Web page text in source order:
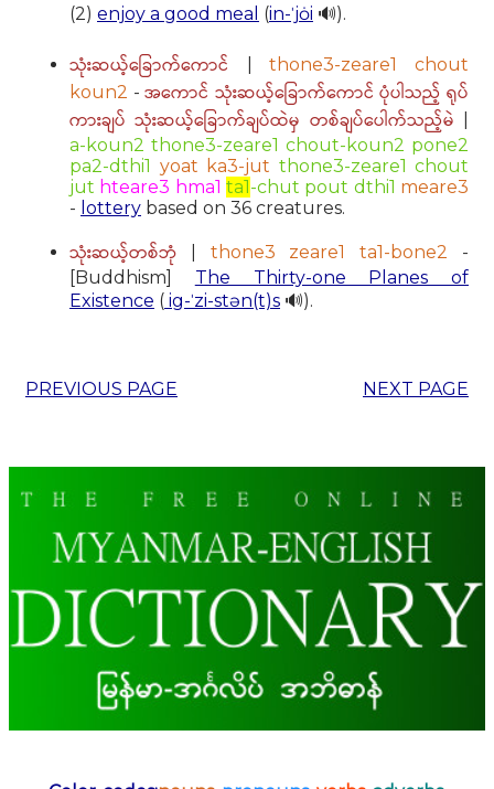
(2) enjoy a good meal (in-ˈjȯi 🔊).
သုံးဆယ့်ခြောက်ကောင် |thone3-zeare1 chout
koun2 -အကောင် သုံးဆယ့်ခြောက်ကောင် ပုံပါသည့် ရုပ်
ကားချပ် သုံးဆယ့်ခြောက်ချပ်ထဲမှ တစ်ချပ်ပေါက်သည့်မဲ
a-koun2 thone3-zeare1 chout-koun2 pone2
pa2-dthi1 yoat ka3-jut thone3-zeare1 chout
jut hteare3 hma1 ta1-chut pout dthi1 meare3
- lottery based on 36 creatures.
သုံးဆယ့်တစ်ဘုံ thone3 zeare1 ta1-bone2
-
[Buddhism] The Thirty-one Planes of
Existence ( ig-ˈzi-stən(t)s 🔊).
PREVIOUS PAGE NEXT PAGE